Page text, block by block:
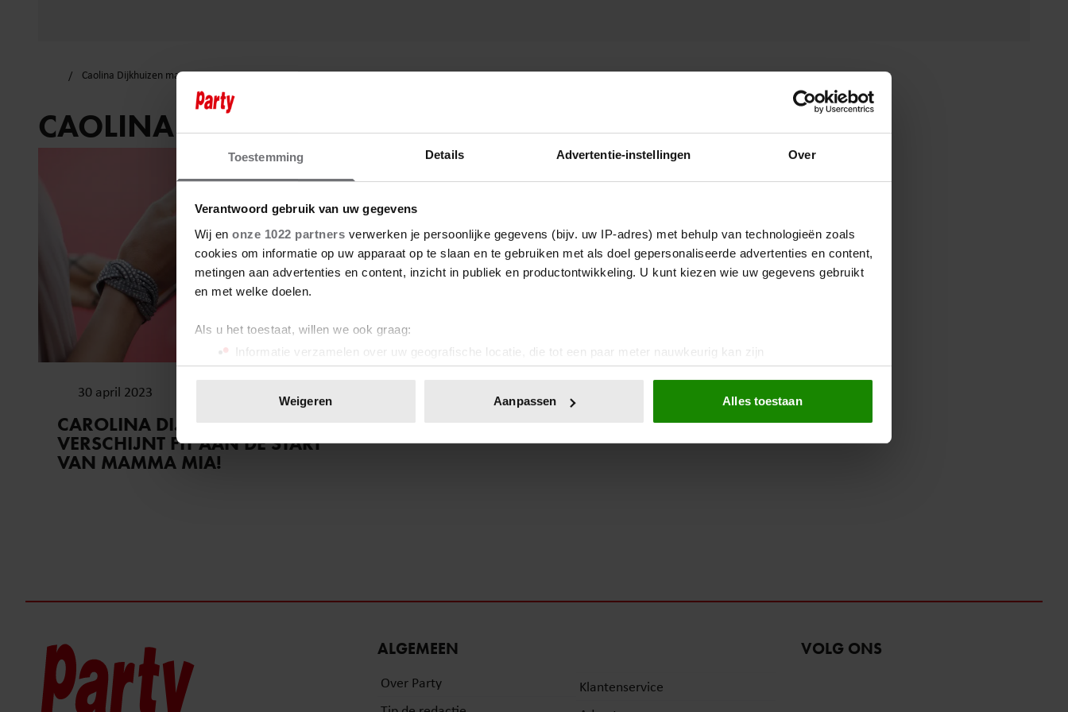
Toestemming Details Advertentie-instellingen Over
Verantwoord gebruik van uw gegevens
Wij en onze 1022 partners verwerken je persoonlijke gegevens (bijv. uw IP-adres) met behulp van technologieën zoals
cookies om informatie op uw apparaat op te slaan en te gebruiken met als doel gepersonaliseerde advertenties en content,
metingen aan advertenties en content, inzicht in publiek en productontwikkeling. U kunt kiezen wie uw gegevens gebruikt
en met welke doelen.
Als u het toestaat, willen we ook graag:
Informatie verzamelen over uw geografische locatie, die tot een paar meter nauwkeurig kan zijn
Uw apparaat identificeren door het actief te scannen op specifieke eigenschappen (fingerprinting)
toestemming op elk moment wijzigen of intrekken in de Cookieverklaring.
We gebruiken cookies om content en advertenties te personaliseren, om functies voor social media te bieden en om ons
websiteverkeer te analyseren. Ook delen we informatie over uw gebruik van onze site met onze partners voor social
Weigeren Aanpassen Alles toestaan
Caolina Dijkhuizen mamma mia
CAOLINA DIJKHUIZEN MAMMA MIA
30 april 2023
CAROLINA DIJKHUIZEN
VERSCHIJNT FIT AAN DE START
VAN MAMMA MIA!
ALGEMEEN
Over Party
Klantenservice
VOLG ONS